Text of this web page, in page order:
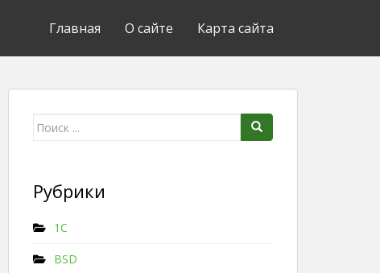
Главная О сайте Карта сайта
Поиск для:
Рубрики
1C
BSD